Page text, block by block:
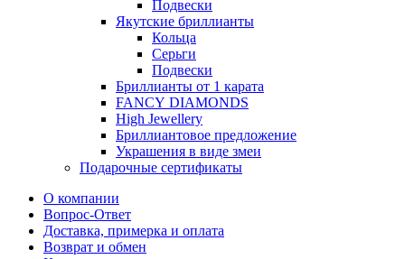
Подвески
Якутские бриллианты
Кольца
Серьги
Подвески
Бриллианты от 1 карата
FANCY DIAMONDS
High Jewellery
Бриллиантовое предложение
Украшения в виде змеи
Подарочные сертификаты
О компании
Вопрос-Ответ
Доставка, примерка и оплата
Возврат и обмен